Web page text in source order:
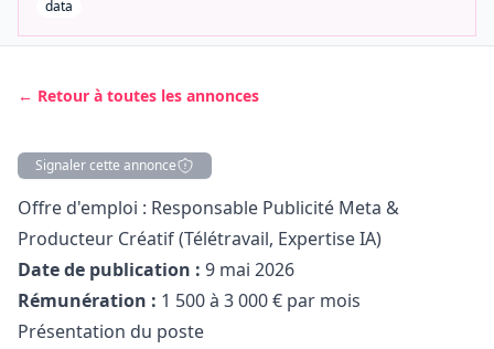
data
← Retour à toutes les annonces
Signaler cette annonce
Description
Offre d'emploi : Responsable Publicité Meta &
Producteur Créatif (Télétravail, Expertise IA)
Date de publication : 9 mai 2026
Rémunération : 1 500 à 3 000 € par mois
Présentation du poste